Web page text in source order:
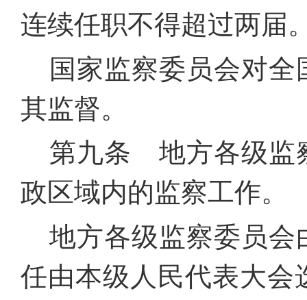
连续任职不得超过两届
国家监察委员会对
其监督。
第九条 地方各级监
政区域内的监察工作。
地方各级监察委员
任由本级人民代表大会